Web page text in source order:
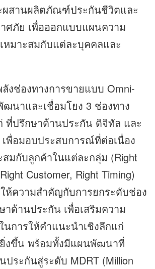
ผสานผลิตภัณฑ์ประกันชีวิตและ
ศภัย เพื่อออกแบบแผนความ
หมาะสมกับแต่ละบุคคลและ
ลังช่องทางการขายแบบ Omni-
ฒนาและเชื่อมโยง 3 ช่องทาง
ที่ปรึกษาด้านประกัน ดิจิทัล และ
เพื่อมอบประสบการณ์ที่ต่อเนื่อง
สมกับลูกค้าในแต่ละกลุ่ม (Right
Customer, Right Timing)
ห้ความสำคัญกับการยกระดับช่อง
าด้านประกัน เพื่อเสริมความ
นการให้คำแนะนำเชิงลึกแก่
งขึ้น พร้อมทั้งมีแผนพัฒนาที่
ประกันสู่ระดับ MDRT (Million